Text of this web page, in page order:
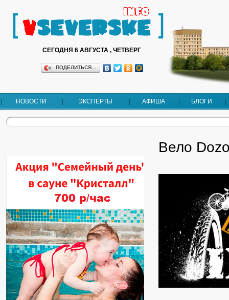
СЕГОДНЯ 6 АВГУСТА , ЧЕТВЕРГ
ПОДЕЛИТЬСЯ…
НОВОСТИ ЭКСПЕРТЫ АФИША БЛОГИ
Вело